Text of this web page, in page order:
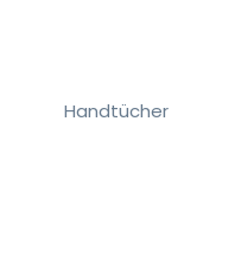
Handtücher